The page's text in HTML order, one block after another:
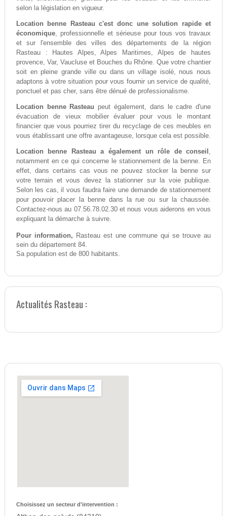
selon la législation en vigueur.
Location benne Rasteau c'est donc une solution rapide et
économique, professionnelle et sérieuse pour tous vos travaux
et sur l'ensemble des villes des départements de la région
Rasteau : Hautes Alpes, Alpes Maritimes, Alpes de hautes
provence, Var, Vaucluse et Bouches du Rhône. Que votre chantier
soit en pleine grande ville ou dans un village isolé, nous nous
adaptons à votre situation pour vous fournir un service de qualité,
ponctuel et pas cher, sans être dénué de professionalisme.
Location benne Rasteau peut également, dans le cadre d'une
évacuation de vieux mobilier évaluer pour vous le montant
financier que vous pourriez tirer du recyclage de ces meubles en
vous établissant une offre avantageuse, lorsque cela est possible.
Location benne Rasteau a également un rôle de conseil ,
notamment en ce qui concerne le stationnement de la benne. En
effet, dans certains cas vous ne pouvez stocker la benne sur
votre terrain et vous devez la stationner sur la voie publique.
Selon les cas, il vous faudra faire une demande de stationnement
pour pouvoir placer la benne dans la rue ou sur la chaussée.
Contactez-nous au 07.56.78.02.30 et nous vous aiderons en vous
expliquant la démarche à suivre.
Pour information, Rasteau est une commune qui se trouve au
sein du département 84.
Sa population est de 800 habitants.
Actualités Rasteau :
Choisissez un secteur d'intervention :